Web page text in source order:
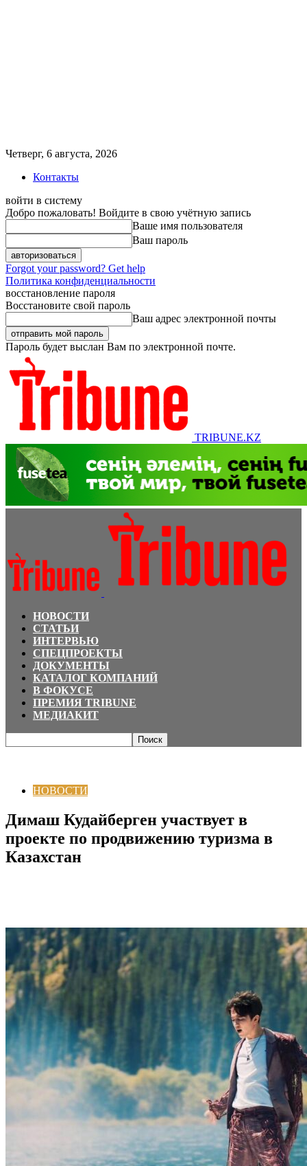
Четверг, 6 августа, 2026
Контакты
войти в систему
Добро пожаловать! Войдите в свою учётную запись
Ваше имя пользователя
Ваш пароль
Forgot your password? Get help
Политика конфиденциальности
восстановление пароля
Восстановите свой пароль
Ваш адрес электронной почты
Пароль будет выслан Вам по электронной почте.
TRIBUNE.KZ
НОВОСТИ
СТАТЬИ
ИНТЕРВЬЮ
СПЕЦПРОЕКТЫ
ДОКУМЕНТЫ
КАТАЛОГ КОМПАНИЙ
В ФОКУСЕ
ПРЕМИЯ TRIBUNE
МЕДИАКИТ
НОВОСТИ
Димаш Кудайберген участвует в
проекте по продвижению туризма в
Казахстан